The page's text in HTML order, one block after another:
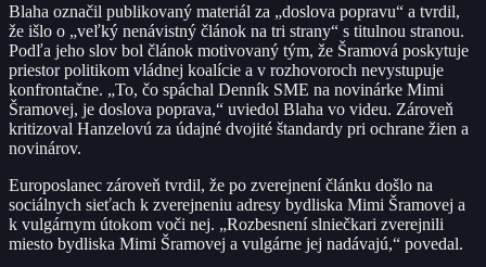
Blaha označil publikovaný materiál za „doslova popravu“ a tvrdil,
že išlo o „veľký nenávistný článok na tri strany“ s titulnou stranou.
Podľa jeho slov bol článok motivovaný tým, že Šramová poskytuje
priestor politikom vládnej koalície a v rozhovoroch nevystupuje
konfrontačne. „To, čo spáchal Denník SME na novinárke Mimi
Šramovej, je doslova poprava,“ uviedol Blaha vo videu. Zároveň
kritizoval Hanzelovú za údajné dvojité štandardy pri ochrane žien a
novinárov.
Europoslanec zároveň tvrdil, že po zverejnení článku došlo na
sociálnych sieťach k zverejneniu adresy bydliska Mimi Šramovej a
k vulgárnym útokom voči nej. „Rozbesnení slniečkari zverejnili
miesto bydliska Mimi Šramovej a vulgárne jej nadávajú,“ povedal.